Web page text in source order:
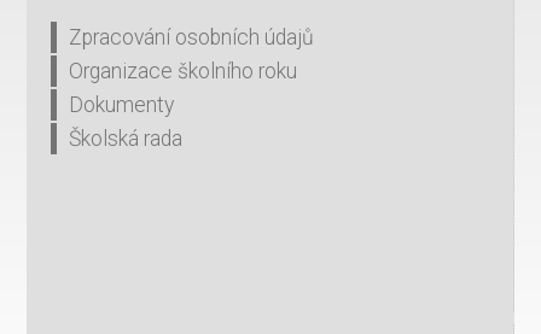
Zpracování osobních údajů
Organizace školního roku
Dokumenty
Školská rada